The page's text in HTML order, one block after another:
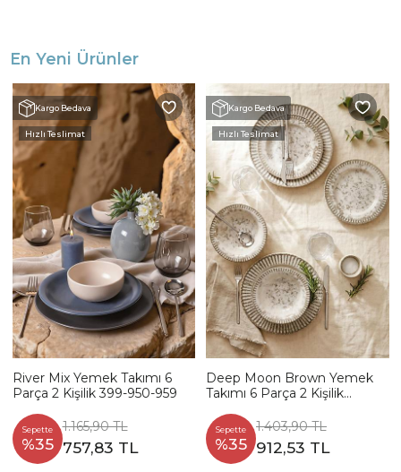
En Yeni Ürünler
Kargo Bedava
Hızlı Teslimat
River Mix Yemek Takımı 6
Parça 2 Kişilik 399-950-959
Sepette
%35
1.165,90 TL
757,83 TL
Kargo Bedava
Hızlı Teslimat
Deep Moon Brown Yemek
Takımı 6 Parça 2 Kişilik
Sepette
%35
1.403,90 TL
912,53 TL